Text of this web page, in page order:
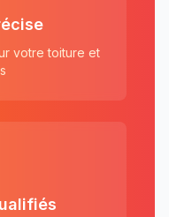
votre toiture et